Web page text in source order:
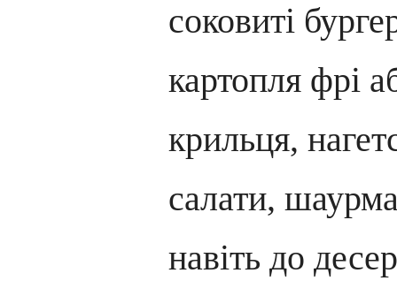
соковиті
картопля фрі
крильця,
салати,
навіть до